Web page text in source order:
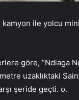
ile yolcu
göre, “Ndiaga
uzaklıktaki
şeride geçti. o.